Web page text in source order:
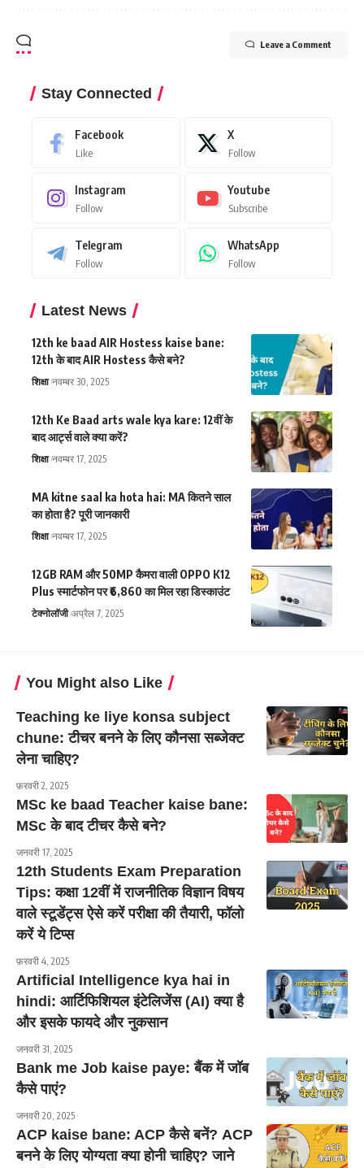
Leave a Comment
Stay Connected
Facebook
Like
X
Follow
Instagram
Follow
Youtube
Subscribe
Telegram
Follow
WhatsApp
Follow
Latest News
12th ke baad AIR Hostess kaise bane:
12th के बाद AIR Hostess कैसे बने?
शिक्षा नवम्बर 30, 2025
12th Ke Baad arts wale kya kare: 12वीं के
बाद आर्ट्स वाले क्या करें?
शिक्षा नवम्बर 17, 2025
MA kitne saal ka hota hai: MA कितने साल
का होता है? पूरी जानकारी
शिक्षा नवम्बर 17, 2025
12GB RAM और 50MP कैमरा वाली OPPO K12
Plus स्मार्टफोन पर ₹6,860 का मिल रहा डिस्काउंट
टेक्नोलॉजी अप्रैल 7, 2025
You Might also Like
Teaching ke liye konsa subject
chune: टीचर बनने के लिए कौनसा सब्जेक्ट
लेना चाहिए?
फ़रवरी 2, 2025
MSc ke baad Teacher kaise bane:
MSc के बाद टीचर कैसे बने?
जनवरी 17, 2025
12th Students Exam Preparation
Tips: कक्षा 12वीं में राजनीतिक विज्ञान विषय
वाले स्टूडेंट्स ऐसे करें परीक्षा की तैयारी, फॉलो
करें ये टिप्स
फ़रवरी 4, 2025
Artificial Intelligence kya hai in
hindi: आर्टिफिशियल इंटेलिजेंस (AI) क्या है
और इसके फायदे और नुकसान
जनवरी 31, 2025
Bank me Job kaise paye: बैंक में जॉब
कैसे पाएं?
जनवरी 20, 2025
ACP kaise bane: ACP कैसे बनें? ACP
बनने के लिए योग्यता क्या होनी चाहिए? जाने